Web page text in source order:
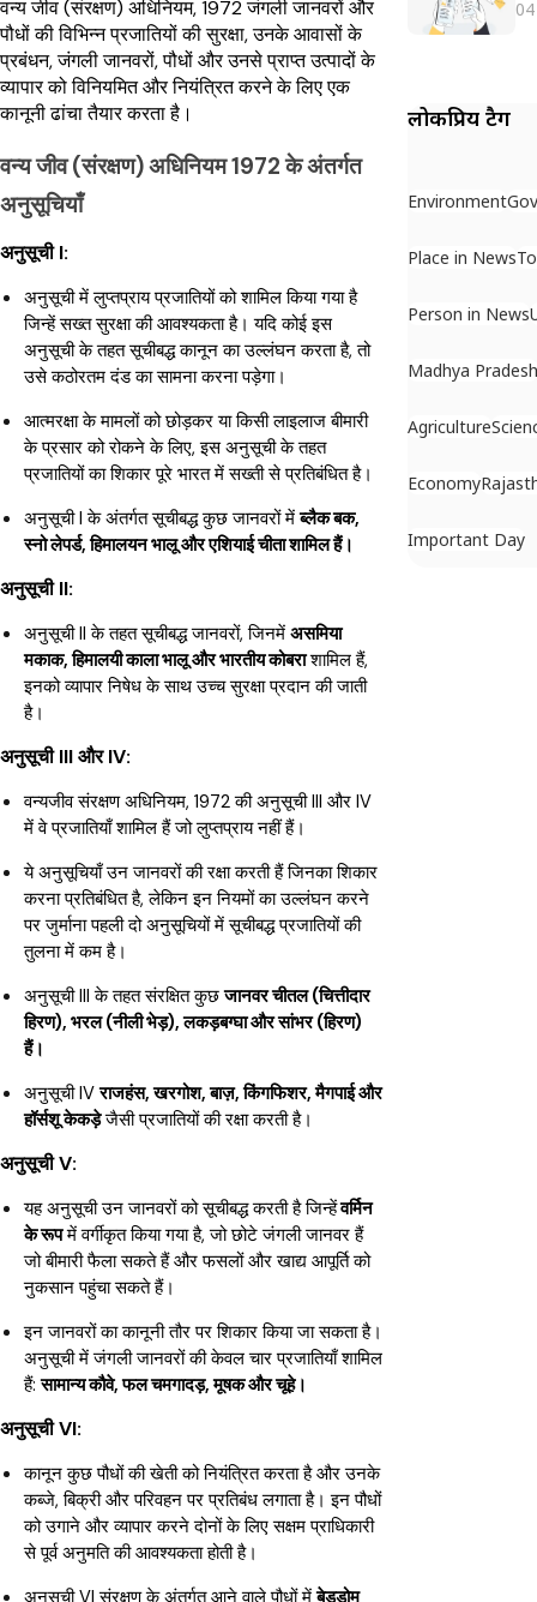
वन्य जीव (संरक्षण) अधिनियम, 1972 जंगली जानवरों और
पौधों की विभिन्न प्रजातियों की सुरक्षा, उनके आवासों के
प्रबंधन, जंगली जानवरों, पौधों और उनसे प्राप्त उत्पादों के
व्यापार को विनियमित और नियंत्रित करने के लिए एक
कानूनी ढांचा तैयार करता है।
वन्य जीव (संरक्षण) अधिनियम 1972 के अंतर्गत
अनुसूचियाँ
अनुसूची I:
अनुसूची में लुप्तप्राय प्रजातियों को शामिल किया गया है
जिन्हें सख्त सुरक्षा की आवश्यकता है। यदि कोई इस
अनुसूची के तहत सूचीबद्ध कानून का उल्लंघन करता है, तो
उसे कठोरतम दंड का सामना करना पड़ेगा।
आत्मरक्षा के मामलों को छोड़कर या किसी लाइलाज बीमारी
के प्रसार को रोकने के लिए, इस अनुसूची के तहत
प्रजातियों का शिकार पूरे भारत में सख्ती से प्रतिबंधित है।
अनुसूची I के अंतर्गत सूचीबद्ध कुछ जानवरों मेंब्लैक बक,
स्नो लेपर्ड, हिमालयन भालू और एशियाई चीता शामिल हैं।
अनुसूची II:
अनुसूची II के तहत सूचीबद्ध जानवरों, जिनमें असमिया
मकाक, हिमालयी काला भालू और भारतीय कोबराशामिल हैं,
इनकोव्यापार निषेध के साथ उच्च सुरक्षा प्रदान की जाती
है।
अनुसूची III और IV:
वन्यजीव संरक्षण अधिनियम, 1972 की अनुसूची III और IV
में वे प्रजातियाँ शामिल हैं जो लुप्तप्राय नहीं हैं।
ये अनुसूचियाँ उन जानवरों की रक्षा करती हैं जिनका शिकार
करना प्रतिबंधित है, लेकिन इन नियमों का उल्लंघन करने
पर जुर्माना पहली दो अनुसूचियों में सूचीबद्ध प्रजातियों की
तुलना में कम है।
अनुसूची III के तहत संरक्षित कुछजानवर चीतल (चित्तीदार
हिरण), भरल (नीली भेड़), लकड़बग्घा और सांभर (हिरण)
हैं।
अनुसूची IVराजहंस, खरगोश, बाज़, किंगफिशर, मैगपाई और
हॉर्सशू केकड़ेजैसी प्रजातियों की रक्षा करती है।
अनुसूची V:
यह अनुसूची उन जानवरों को सूचीबद्ध करती है जिन्हेंवर्मिन
के रूपमें वर्गीकृत किया गया है, जो छोटे जंगली जानवर हैं
जो बीमारी फैला सकते हैं और फसलों और खाद्य आपूर्ति को
नुकसान पहुंचा सकते हैं।
इन जानवरों का कानूनी तौर पर शिकार किया जा सकता है।
अनुसूची में जंगली जानवरों की केवल चार प्रजातियाँ शामिल
हैं:सामान्य कौवे, फल चमगादड़, मूषक और चूहे।
अनुसूची VI:
कानून कुछ पौधों की खेती को नियंत्रित करता है और उनके
कब्जे, बिक्री और परिवहन पर प्रतिबंध लगाता है। इन पौधों
को उगाने और व्यापार करने दोनों के लिए सक्षम प्राधिकारी
से पूर्व अनुमति की आवश्यकता होती है।
अनुसूची VI संरक्षण के अंतर्गत आने वाले पौधों मेंबेडडोम
लोकप्रिय टैग
Environment
Place in News
Person in News
Madhya Pradesh
Agriculture
Economy
Important Day